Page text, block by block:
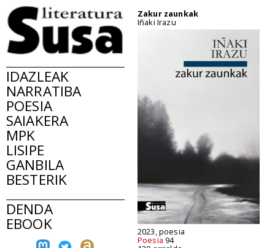
IDAZLEAK
NARRATIBA
POESIA
SAIAKERA
MPK
LISIPE
GANBILA
BESTERIK
DENDA
EBOOK
Zakur zaunkak
Iñaki Irazu
2023, poesia
Poesia 94